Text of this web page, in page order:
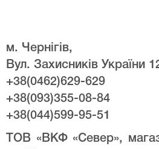
м. Чернігів,
Вул. Захисників України
+38(0462)629-629
+38(093)355-08-84
+38(044)599-95-51
ТОВ «ВКФ «Север»,